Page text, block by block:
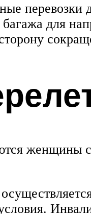
багажа для
женщины